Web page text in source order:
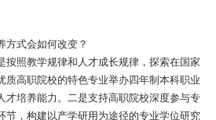
方式会如何改变？
按照教学规律和人才成长规律，探索在国家
质高职院校的特色专业举办四年制本科职业
才培养能力。二是支持高职院校深度参与专
节，构建以产学研用为途径的专业学位研究